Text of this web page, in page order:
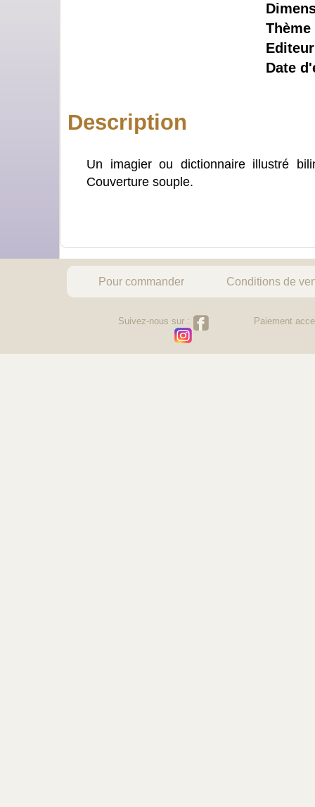
Thème
Date
Description
Un imagier ou dictionnaire illustré
Couverture souple.
Pour commander Conditions de
Suivez-nous sur : Paiement